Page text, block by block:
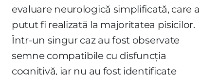
evaluare neurologică simplificată, care a
putut fi realizată la majoritatea pisicilor.
Într-un singur caz au fost observate
semne compatibile cu disfuncția
cognitivă, iar nu au fost identificate